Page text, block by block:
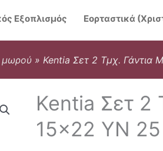
Εξοπλισμός Εορταστικά
μωρού » Kentia Σετ 2 Τμχ. Γάντια
Kentia Σετ 2
15×22 YN